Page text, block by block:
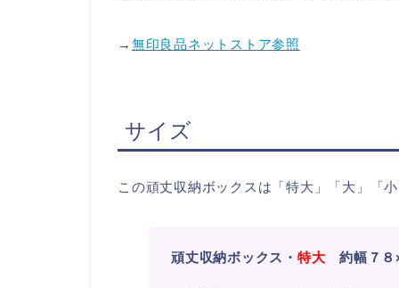
→ 無印良品ネットストア参照
サイズ
この頑丈収納ボックスは「特大」「大」「
頑丈収納ボックス・ 特大 約幅７８